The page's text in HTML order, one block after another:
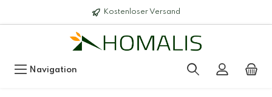
Kostenloser Versand
Navigation